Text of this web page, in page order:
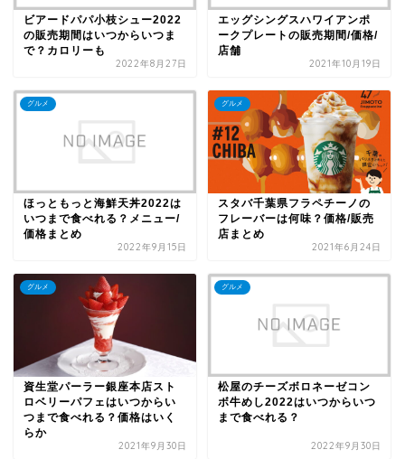
ビアードパパ小枝シュー2022
の販売期間はいつからいつま
で？カロリーも
2022年8月27日
エッグシングスハワイアンポ
ークプレートの販売期間/価格/
店舗
2021年10月19日
グルメ
ほっともっと海鮮天丼2022は
いつまで食べれる？メニュー/
価格まとめ
2022年9月15日
グルメ
スタバ千葉県フラペチーノの
フレーバーは何味？価格/販売
店まとめ
2021年6月24日
グルメ
資生堂パーラー銀座本店スト
ロベリーパフェはいつからい
つまで食べれる？価格はいく
らか
2021年9月30日
グルメ
松屋のチーズボロネーゼコン
ボ牛めし2022はいつからいつ
まで食べれる？
2022年9月30日